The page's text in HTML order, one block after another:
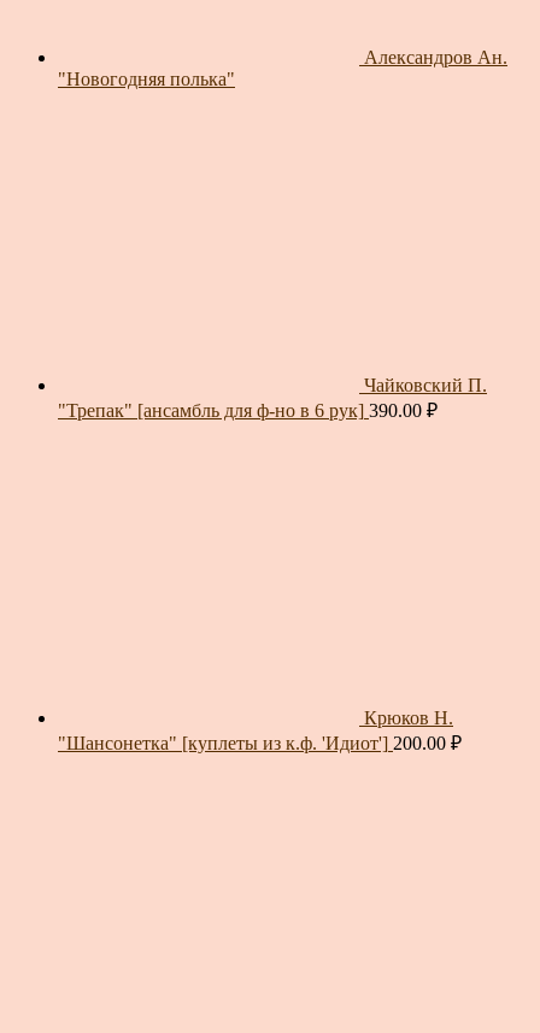
Александров Ан.
"Новогодняя полька"
Чайковский П.
"Трепак" [ансамбль для ф-но в 6 рук] 390.00 ₽
Крюков Н.
"Шансонетка" [куплеты из к.ф. 'Идиот'] 200.00 ₽